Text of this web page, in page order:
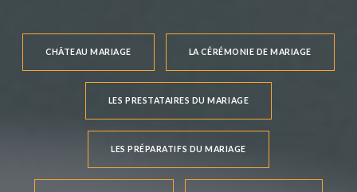
CHÂTEAU MARIAGE LA CÉRÉMONIE DE MARIAGE
LES PRESTATAIRES DU MARIAGE
LES PRÉPARATIFS DU MARIAGE